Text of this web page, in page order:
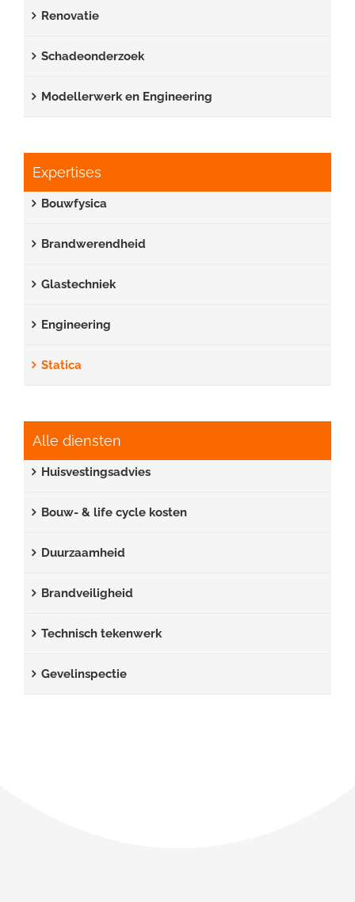
Renovatie
Schadeonderzoek
Modellerwerk en Engineering
Expertises
Bouwfysica
Brandwerendheid
Glastechniek
Engineering
Statica
Alle diensten
Huisvestingsadvies
Bouw- & life cycle kosten
Duurzaamheid
Brandveiligheid
Technisch tekenwerk
Gevelinspectie